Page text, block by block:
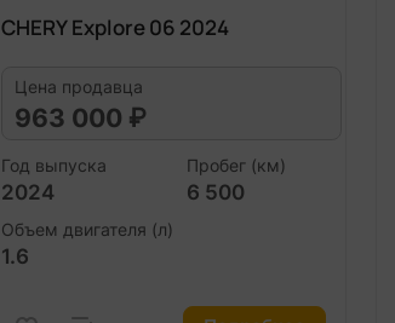
CHERY Explore 06 2024
Цена продавца
963 000 ₽
Год выпуска
2024
Пробег (км)
6 500
Объем двигателя (л)
1.6